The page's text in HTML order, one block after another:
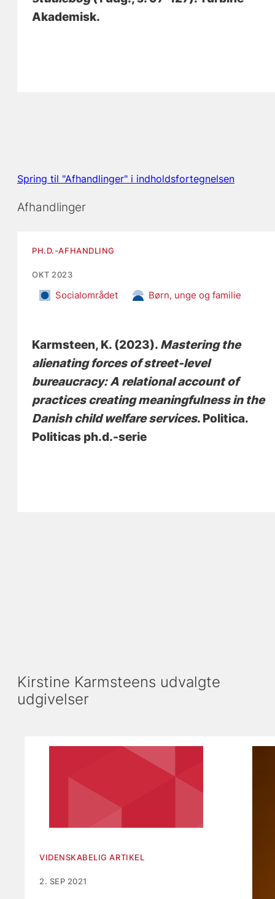
Akademisk.
Spring til "Afhandlinger" i indholdsfortegnelsen
Afhandlinger
PH.D.-AFHANDLING
OKT 2023
Socialområdet Børn, unge og familie
Karmsteen, K. (2023). Mastering the
alienating forces of street-level
bureaucracy: A relational account of
practices creating meaningfulness in the
Danish child welfare services. Politica.
Politicas ph.d.-serie
Kirstine Karmsteens udvalgte
udgivelser
VIDENSKABELIG ARTIKEL
2. SEP 2021